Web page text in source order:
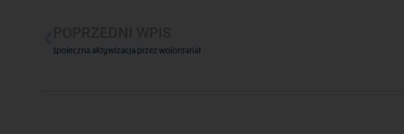
Społeczna aktywizacja przez wolontariat